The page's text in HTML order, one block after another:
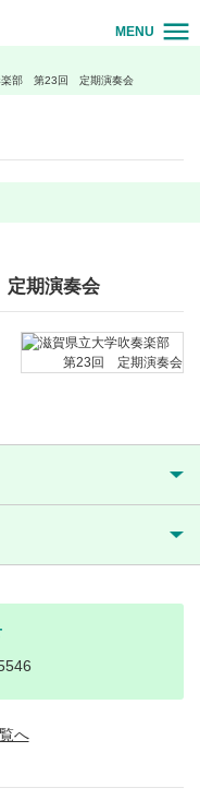
MENU
楽部 第23回 定期演奏会
期演奏会
へ